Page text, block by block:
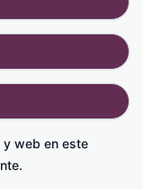
y web en este